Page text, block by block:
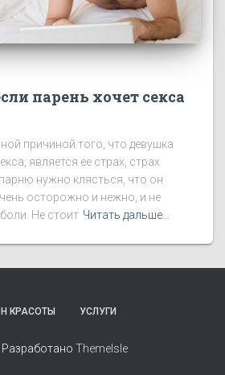
парень хочет секса
причиной того, что девушка
является ее страх, страх
нужно клясться, что он
осторожно и нежно, и не
Не стоит Читать дальше…
КРАСОТЫ УСЛУГИ
Разработано ThemeIsle